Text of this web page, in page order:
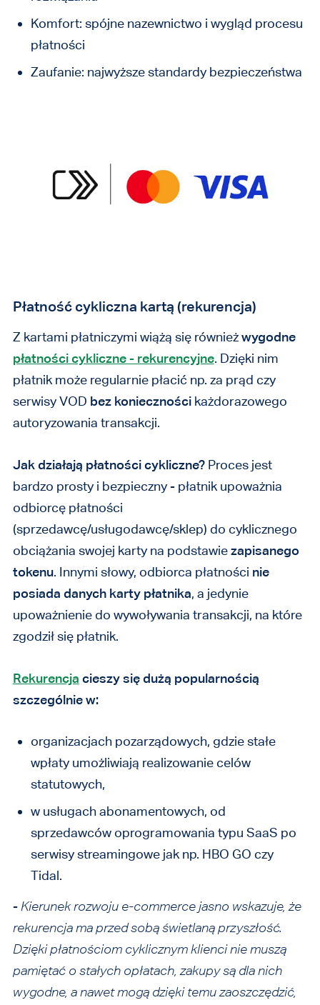
Komfort: spójne nazewnictwo i wygląd procesu
płatności
Zaufanie: najwyższe standardy bezpieczeństwa
Płatność cykliczna kartą (rekurencja)
Z kartami płatniczymi wiążą się równieżwygodne
płatności cykliczne - rekurencyjne. Dzięki nim
płatnik może regularnie płacić np. za prąd czy
serwisy VOD bez konieczności każdorazowego
autoryzowania transakcji.
Jak działają płatności cykliczne?Proces jest
bardzo prosty i bezpieczny - płatnik upoważnia
odbiorcę płatności
(sprzedawcę/usługodawcę/sklep) do cyklicznego
obciążania swojej karty na podstawiezapisanego
tokenu. Innymi słowy, odbiorca płatności nie
posiada danych karty płatnika, a jedynie
upoważnienie do wywoływania transakcji, na które
zgodził się płatnik.
Rekurencja cieszy się dużą popularnością
szczególnie w:
organizacjach pozarządowych, gdzie stałe
wpłaty umożliwiają realizowanie celów
statutowych,
w usługach abonamentowych, od
sprzedawców oprogramowania typu SaaS po
serwisy streamingowe jak np. HBO GO czy
Tidal.
- Kierunek rozwoju e-commerce jasno wskazuje, że
rekurencja ma przed sobą świetlaną przyszłość.
Dzięki płatnościom cyklicznym klienci nie muszą
pamiętać o stałych opłatach, zakupy są dla nich
wygodne, a nawet mogą dzięki temu zaoszczędzić,